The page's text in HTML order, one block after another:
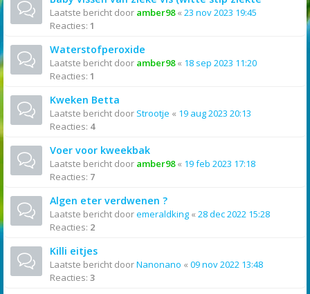
Laatste bericht door amber98« 23 nov 2023 19:45
Reacties: 1
Waterstofperoxide
Laatste bericht door amber98« 18 sep 2023 11:20
Reacties: 1
Kweken Betta
Laatste bericht door Strootje « 19 aug 2023 20:13
Reacties: 4
Voer voor kweekbak
Laatste bericht door amber98« 19 feb 2023 17:18
Reacties: 7
Algen eter verdwenen ?
Laatste bericht dooremeraldking « 28 dec 2022 15:28
Reacties: 2
Killi eitjes
Laatste bericht doorNanonano « 09 nov 2022 13:48
Reacties: 3